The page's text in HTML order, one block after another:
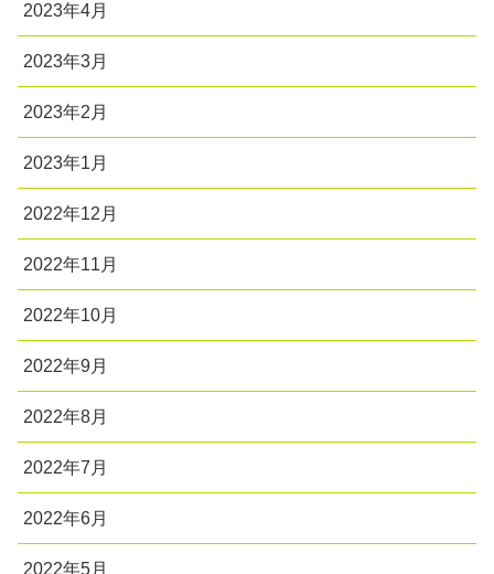
2023年4月
2023年3月
2023年2月
2023年1月
2022年12月
2022年11月
2022年10月
2022年9月
2022年8月
2022年7月
2022年6月
2022年5月